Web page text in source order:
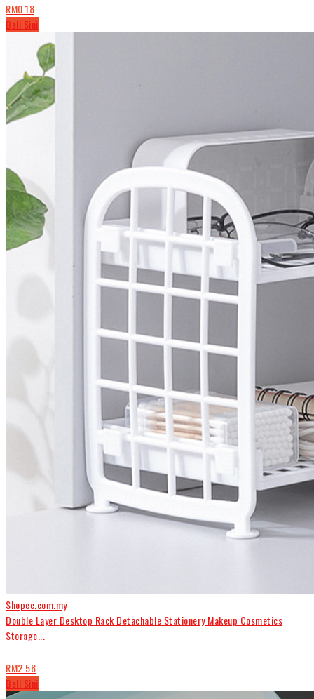
RM0.18
Beli Sini
Shopee.com.my
Double Layer Desktop Rack Detachable Stationery Makeup Cosmetics
Storage...
RM2.58
Beli Sini